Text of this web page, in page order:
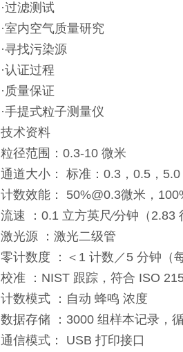
·过滤测试
·室内空气质量研究
·寻找污染源
·认证过程
·质量保证
·手提式粒子测量仪
技术资料
粒径范围：0.3-10 微米
通道大小： 标准：0.3，0.5，
计数效能： 50%@0.3微米，
流速 ：0.1 立方英尺∕分钟（2.83
激光源 ：激光二级管
零计数度 ：＜1 计数／5 分钟（
校准 ：NIST 跟踪，符合 ISO
计数模式 ：自动 蜂鸣 浓度
数据存储 ：3000 组样本记录，
通信模式： USB 打印接口